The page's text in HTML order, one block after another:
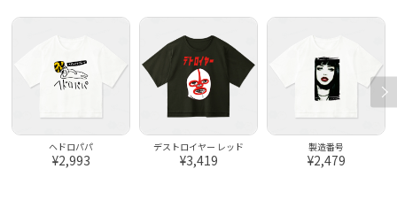
ヘドロパパ
¥2,993
デストロイヤー レッド
¥3,419
製造番号
¥2,479